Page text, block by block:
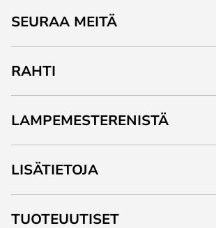
SEURAA MEITÄ
RAHTI
LAMPEMESTERENISTÄ
LISÄTIETOJA
TUOTEUUTISET